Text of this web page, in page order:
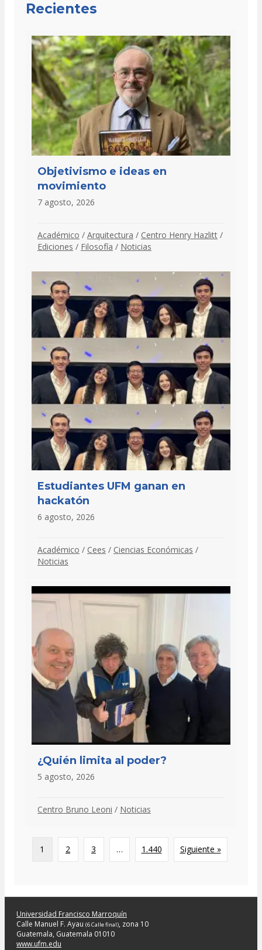
Recientes
Objetivismo e ideas en
movimiento
7 agosto, 2026
Académico / Arquitectura / Centro Henry Hazlitt /
Ediciones / Filosofía / Noticias
Estudiantes UFM ganan en
hackatón
6 agosto, 2026
Académico / Cees / Ciencias Económicas /
Noticias
¿Quién limita al poder?
5 agosto, 2026
Centro Bruno Leoni / Noticias
1 2 3 … 1.440 Siguiente »
Universidad Francisco Marroquín
Calle Manuel F. Ayau (6 Calle final), zona 10
Guatemala, Guatemala 01010
www.ufm.edu